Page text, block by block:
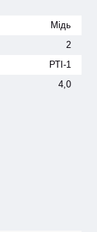
Мідь
2
РТІ-1
4,0